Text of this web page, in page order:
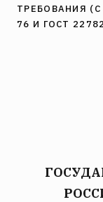
ТРЕБОВАНИЯ (С
76 И ГОСТ